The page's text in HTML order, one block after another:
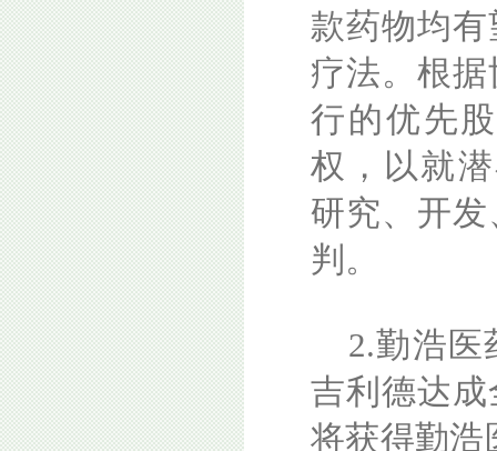
款药物均
疗法。根
行的优先
权，以就
研究、开
判。
2.勤浩医
吉利德达
将获得勤浩